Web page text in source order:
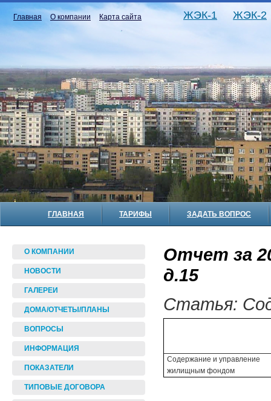
Главная О компании Карта сайта ЖЭК-1 ЖЭК-2
ГЛАВНАЯ ТАРИФЫ ЗАДАТЬ ВОПРОС
О КОМПАНИИ
НОВОСТИ
ГАЛЕРЕИ
ДОМА/ОТЧЕТЫ/ПЛАНЫ
ВОПРОСЫ
ИНФОРМАЦИЯ
ПОКАЗАТЕЛИ
ТИПОВЫЕ ДОГОВОРА
Отчет за
д.15
Статья:
Содержание и управление
жилищным фондом